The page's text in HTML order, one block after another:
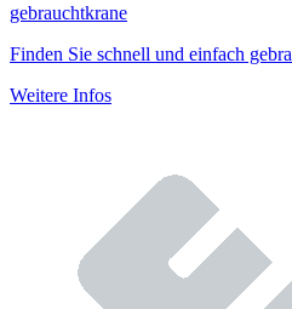
gebrauchtkrane
Finden Sie schnell und einfach
Weitere Infos